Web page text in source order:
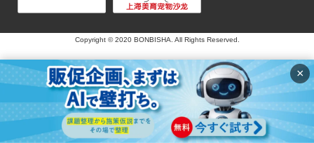
Copyright © 2020 BONBISHA. All Rights Reserved.
×